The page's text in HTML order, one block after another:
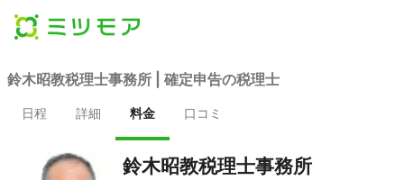
鈴木昭教税理士事務所 | 確定申告の税理士
日程 詳細 料金 口コミ
鈴木昭教税理士事務所